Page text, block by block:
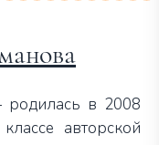
в 2008
авторской